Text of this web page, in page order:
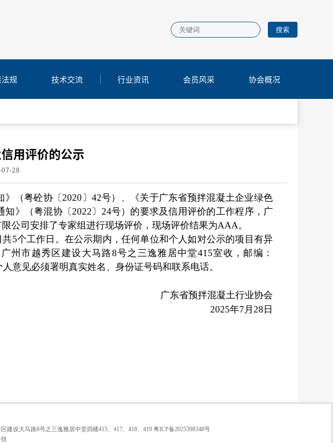
规 技术交流 行业资讯 会员风采 协会概况
用评价的公示
28
》（粤砼协〔 2020〕42号） 、
《关于广东省预拌混凝土企业绿色
知》（粤混协〔 2022〕24号）的要求及信用评价的工作程序，广
公司安排了专家组进行现场评价，现场评价结果为AAA。
共5个工作日。在公示期内，任何单位和个人如对公示的项目有异
州市越秀区建设大马路8号之三逸雅居中堂415室收，邮编：
人意见必须署明真实姓名、身份证号码和联系电话。
广东省预拌混凝土行业协会
2025年7 月 28 日
建设大马路8号之三逸雅居中堂四楼415、417、418、419 粤ICP备2025398348号